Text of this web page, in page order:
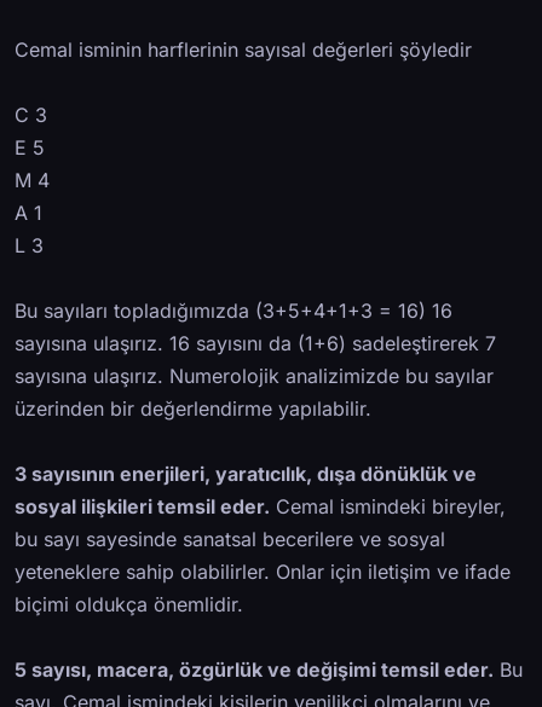
Cemal isminin harflerinin sayısal değerleri şöyledir
C 3
E 5
M 4
A 1
L 3
Bu sayıları topladığımızda (3+5+4+1+3 = 16) 16
sayısına ulaşırız. 16 sayısını da (1+6) sadeleştirerek 7
sayısına ulaşırız. Numerolojik analizimizde bu sayılar
üzerinden bir değerlendirme yapılabilir.
3 sayısının enerjileri, yaratıcılık, dışa dönüklük ve
sosyal ilişkileri temsil eder. Cemal ismindeki bireyler,
bu sayı sayesinde sanatsal becerilere ve sosyal
yeteneklere sahip olabilirler. Onlar için iletişim ve ifade
biçimi oldukça önemlidir.
5 sayısı, macera, özgürlük ve değişimi temsil eder. Bu
sayı, Cemal ismindeki kişilerin yenilikçi olmalarını ve